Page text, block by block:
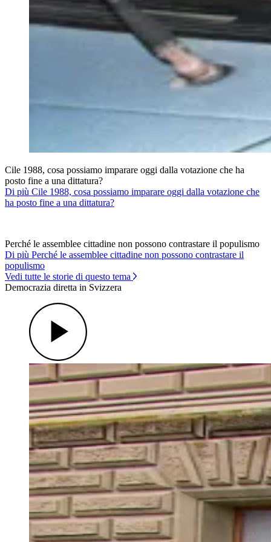
Cile 1988, cosa possiamo imparare oggi dalla votazione che ha
posto fine a una dittatura?
Di più Cile 1988, cosa possiamo imparare oggi dalla votazione che
ha posto fine a una dittatura?
Perché le assemblee cittadine non possono contrastare il populismo
Di più Perché le assemblee cittadine non possono contrastare il
populismo
Vedi tutte le storie di questo tema
Democrazia diretta in Svizzera